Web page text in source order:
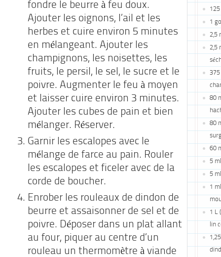
1
2,5
2,5
80
80
60
5
5
1
1 L
lin
fondre le beurre à feu doux.
Ajouter les oignons, l’ail et les
herbes et cuire environ 5 minutes
en mélangeant. Ajouter les
champignons, les noisettes, les
fruits, le persil, le sel, le sucre et le
poivre. Augmenter le feu à moyen
et laisser cuire environ 3 minutes.
Ajouter les cubes de pain et bien
mélanger. Réserver.
Garnir les escalopes avec le
mélange de farce au pain. Rouler
les escalopes et ficeler avec de la
corde de boucher.
Enrober les rouleaux de dindon de
beurre et assaisonner de sel et de
poivre. Déposer dans un plat allant
au four, piquer au centre d’un
rouleau un thermomètre à viande